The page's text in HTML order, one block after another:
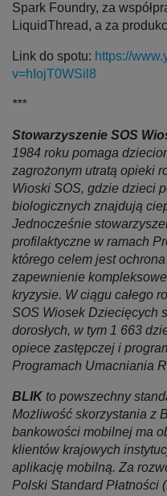
Spark Foundry, za
LiquidThread, a za
Link do spotu: https://
v=hIojT0WSil8
***
Stowarzyszenie SOS
1984 roku pomaga
zagrożonym utratą opieki
Wioski SOS, gdzie dzieci
biologicznych znajdują
Jednocześnie
profilaktyczne w ramach
którego celem jest
zapewnienie
kryzysie. W ciągu całego
SOS Wiosek Dziecięcych
dorosłych, w tym 1 663
opiece zastępczej i
Programach Umacniania
BLIK to powszechny
Możliwość skorzystania z
bankowości mobilnej ma
klientów krajowych
aplikację mobilną. Za
Polski Standard Płatności